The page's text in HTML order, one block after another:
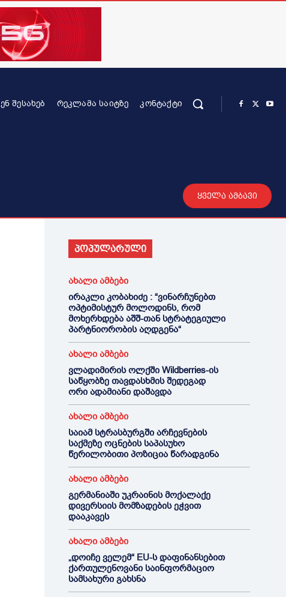
ᲨᲔᲡᲐᲮᲔᲑ ᲠᲔᲙᲚᲐᲛᲐ ᲡᲐᲘᲢᲖᲔ ᲙᲝᲜᲢᲐᲥᲢᲘ
ყველა ამბავი
პოპულარული
ახალი ამბები
ირაკლი კობახიძე : “ვინარჩუნებთ
ოპტიმისტურ მოლოდინს, რომ
მოხერხდება აშშ-თან სტრატეგიული
პარტნიორობის აღდგენა“
ახალი ამბები
ვლადიმირის ოლქში Wildberries-ის
საწყობზე თავდასხმის შედეგად
ორი ადამიანი დაშავდა
ახალი ამბები
საიამ სტრასბურგში არჩევნების
საქმეზე ოცნების საპასუხო
წერილობითი პოზიცია წარადგინა
ახალი ამბები
გერმანიაში უკრაინის მოქალაქე
დივერსიის მომზადების ეჭვით
დააკავეს
ახალი ამბები
„დოიჩე ველემ“ EU-ს დაფინანსებით
ქართულენოვანი საინფორმაციო
სამსახური გახსნა